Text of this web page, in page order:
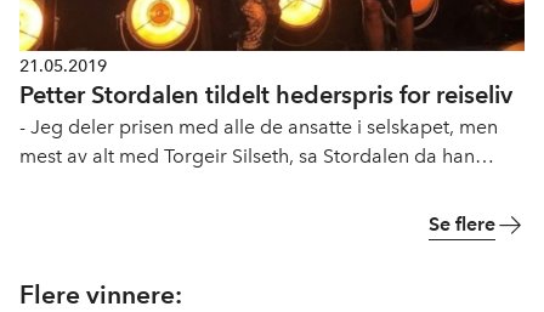
21.05.2019
Petter Stordalen tildelt hederspris for reiseliv
- Jeg deler prisen med alle de ansatte i selskapet, men
mest av alt med Torgeir Silseth, sa Stordalen da han
Se flere
Flere vinnere: